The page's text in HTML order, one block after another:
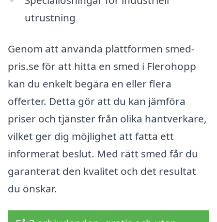
utrustning
Genom att använda plattformen smed-
pris.se för att hitta en smed i Flerohopp
kan du enkelt begära en eller flera
offerter. Detta gör att du kan jämföra
priser och tjänster från olika hantverkare,
vilket ger dig möjlighet att fatta ett
informerat beslut. Med rätt smed får du
garanterat den kvalitet och det resultat
du önskar.